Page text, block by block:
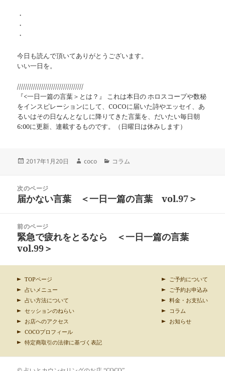
・
・
・
今日も読んで頂いてありがとうございます。
いい一日を。
/////////////////////////////////
『<一日一篇の言葉＞とは？』 これは本日の ホロスコープや数秘
をインスピレーションにして、COCOに届いた詩やエッセイ、あ
るいはその日なんとなしに降りてきた言葉を、だいたい毎日朝
6:00に更新、連載するものです。（日曜日は休みします）
投
2017年1月20日
作
coco
カ
ー
コラム
次のページ
前
稿:
届かない言葉 ＜一日一篇の言葉 vol.97＞
前のページ
次
の
稿:
緊急で疲れをとるなら ＜一日一篇の言葉
vol.99＞
TOPページ
占いメニュー
占い方法について
セッションのねらい
お店へのアクセス
COCOプロフィール
ご予約について
ご予約お申込み
料金・お支払い
コラム
お知らせ
特定商取引の法律に基づく表記